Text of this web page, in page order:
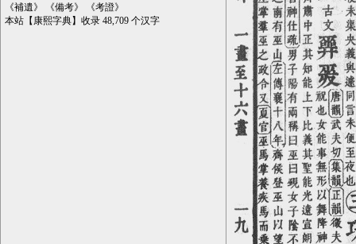
《補遺》 《備考》 《考證》
本站【康熙字典】收录 48,709 个汉字